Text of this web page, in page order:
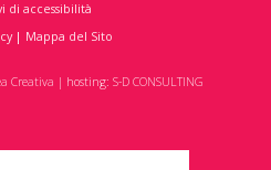
di accessibilità
| Mappa del Sito
Creativa | hosting: S-D CONSULTING